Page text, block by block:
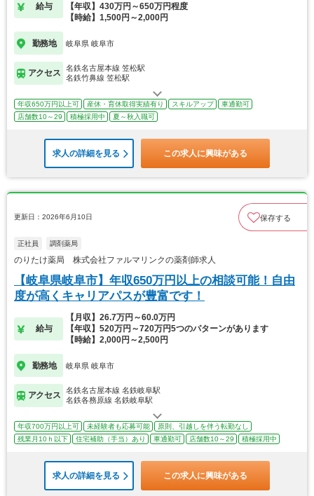
給与
【年収】430万円～650万円程度
【時給】1,500円～2,000円
勤務地 岐阜県 岐阜市
アクセス
名鉄名古屋本線 笠松駅
名鉄竹鼻線 笠松駅
年収650万円以上可 産休・育休取得実績有り スキルアップ
車通勤可
店舗数10～29
積極採用中 夏～秋入職可
求人の詳細を見る この求人に興味がある
更新日：2026年6月10日 保存する
正社員 調剤薬局
のりたけ薬局 株式会社ファルマリンクの薬剤師求人
【岐阜県岐阜市】年収650万円以上の相談可能！自由
度が高くキャリアパスが豊富です！
給与
【月収】26.7万円～60.0万円
【年収】520万円～720万円5つのパターンがあります
【時給】2,000円～2,500円
勤務地 岐阜県 岐阜市
アクセス
名鉄名古屋本線 名鉄岐阜駅
名鉄各務原線 名鉄岐阜駅
年収700万円以上可 未経験者も応募可能
原則、引越しを伴う転勤なし
残業月10ｈ以下
住宅補助（手当）あり 車通勤可 店舗数10～29 積極採用中
求人の詳細を見る この求人に興味がある